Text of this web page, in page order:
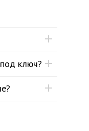
ключ?